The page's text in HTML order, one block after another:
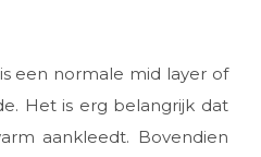
een normale mid layer of
Het is erg belangrijk dat
aankleedt. Bovendien